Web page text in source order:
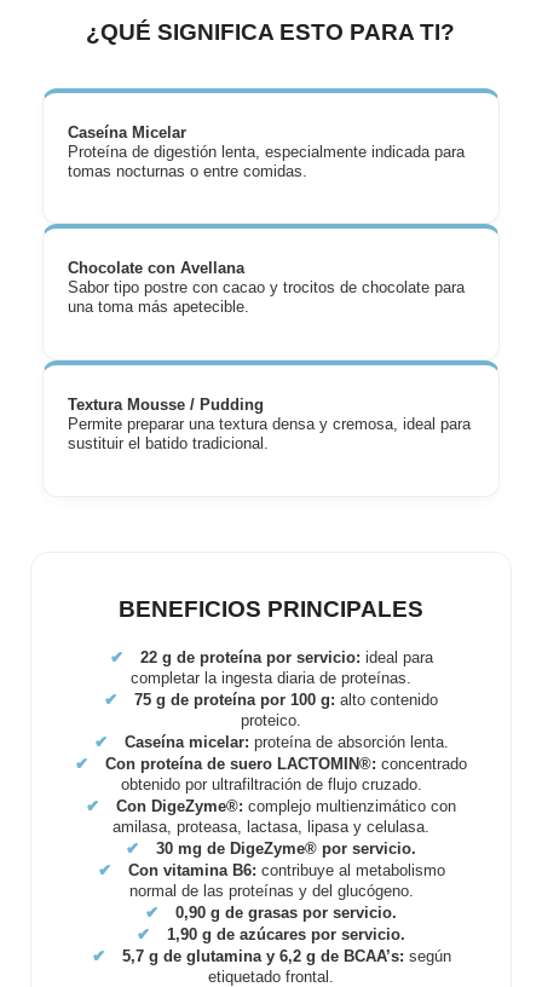
¿QUÉ SIGNIFICA ESTO PARA TI?
Caseína Micelar
Proteína de digestión lenta, especialmente indicada para
tomas nocturnas o entre comidas.
Chocolate con Avellana
Sabor tipo postre con cacao y trocitos de chocolate para
una toma más apetecible.
Textura Mousse / Pudding
Permite preparar una textura densa y cremosa, ideal para
sustituir el batido tradicional.
BENEFICIOS PRINCIPALES
✔ 22 g de proteína por servicio: ideal para
completar la ingesta diaria de proteínas.
✔ 75 g de proteína por 100 g: alto contenido
proteico.
✔ Caseína micelar: proteína de absorción lenta.
✔ Con proteína de suero LACTOMIN®: concentrado
obtenido por ultrafiltración de flujo cruzado.
✔ Con DigeZyme®: complejo multienzimático con
amilasa, proteasa, lactasa, lipasa y celulasa.
✔ 30 mg de DigeZyme® por servicio.
✔ Con vitamina B6: contribuye al metabolismo
normal de las proteínas y del glucógeno.
✔ 0,90 g de grasas por servicio.
✔ 1,90 g de azúcares por servicio.
✔ 5,7 g de glutamina y 6,2 g de BCAA’s: según
etiquetado frontal.